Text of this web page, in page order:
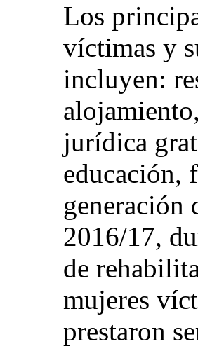
Los
víctimas y
incluyen:
jurídica
educación,
generación
2016/17,
de
mujeres
prestaron